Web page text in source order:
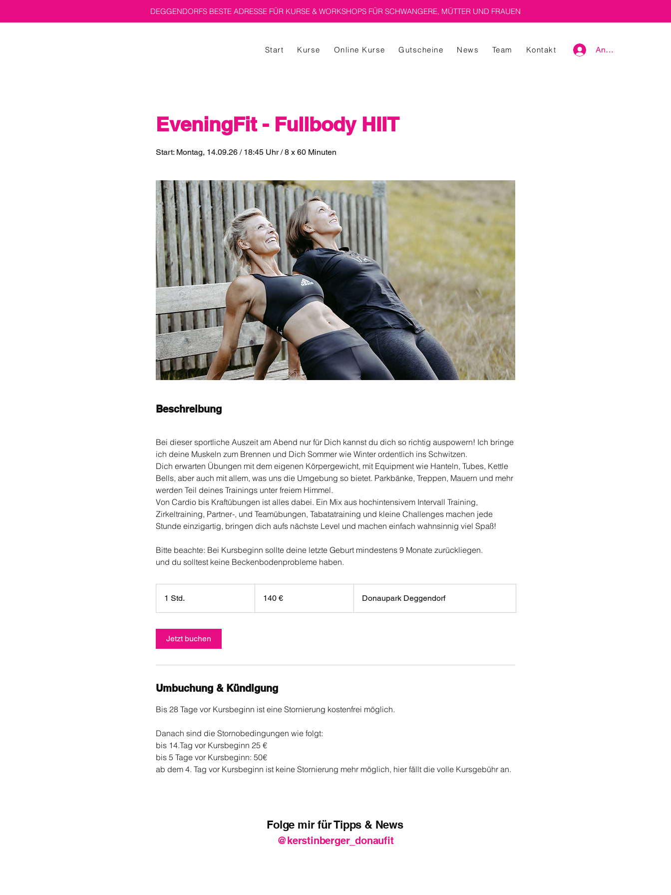
DEGGENDORFS BESTE ADRESSE FÜR KURSE & WORKSHOPS FÜR SCHWANGERE, MÜTTER UND FRAUEN
Start Kurse Online Kurse Gutscheine News Team Kontakt Anmelden
EveningFit - Fullbody HIIT
Start: Montag, 14.09.26 / 18:45 Uhr / 8 x 60 Minuten
Beschreibung
Bei dieser sportliche Auszeit am Abend nur für Dich kannst du dich so richtig auspowern! Ich bringe
ich deine Muskeln zum Brennen und Dich Sommer wie Winter ordentlich ins Schwitzen.
Dich erwarten Übungen mit dem eigenen Körpergewicht, mit Equipment wie Hanteln, Tubes, Kettle
Bells, aber auch mit allem, was uns die Umgebung so bietet. Parkbänke, Treppen, Mauern und mehr
werden Teil deines Trainings unter freiem Himmel.
Von Cardio bis Kraftübungen ist alles dabei. Ein Mix aus hochintensivem Intervall Training,
Zirkeltraining, Partner-, und Teamübungen, Tabatatraining und kleine Challenges machen jede
Stunde einzigartig, bringen dich aufs nächste Level und machen einfach wahnsinnig viel Spaß!
Bitte beachte: Bei Kursbeginn sollte deine letzte Geburt mindestens 9 Monate zurückliegen.
1 Std.
S
d
140 € Donaupark Deggendorf
Jetzt buchen
Umbuchung & Kündigung
Bis 28 Tage vor Kursbeginn ist eine Stornierung kostenfrei möglich.
Danach sind die Stornobedingungen wie folgt:
bis 14.Tag vor Kursbeginn 25 €
bis 5 Tage vor Kursbeginn: 50€
ab dem 4. Tag vor Kursbeginn ist keine Stornierung mehr möglich, hier fällt die volle Kursgebühr an.
Folge mir für Tipps & News
@kerstinberger_donaufit